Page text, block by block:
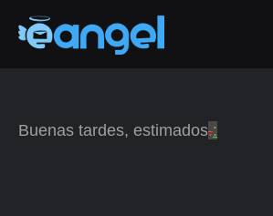
Buenas tardes, estimados.: